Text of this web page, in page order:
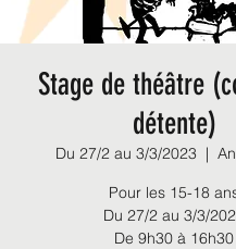
Stage de théâtre
détente)
Du 27/2 au 3/3/2023
  |
Pour les 15-18
Du 27/2 au 3/3/
De 9h30 à 16h30